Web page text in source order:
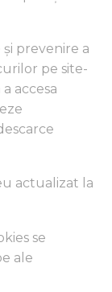
prevenire a
pe site-
accesa
actualizat la
se
ale